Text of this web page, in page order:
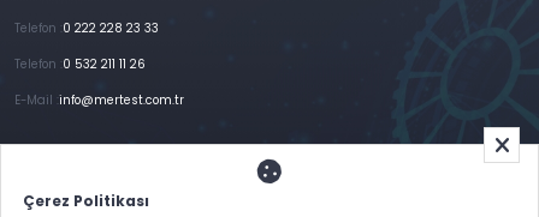
Çerez Politikası
Telefon : 0 222 228 23 33
Telefon : 0 532 211 11 26
E-Mail :info@mertest.com.tr
ÜrünlerimizReferanslar